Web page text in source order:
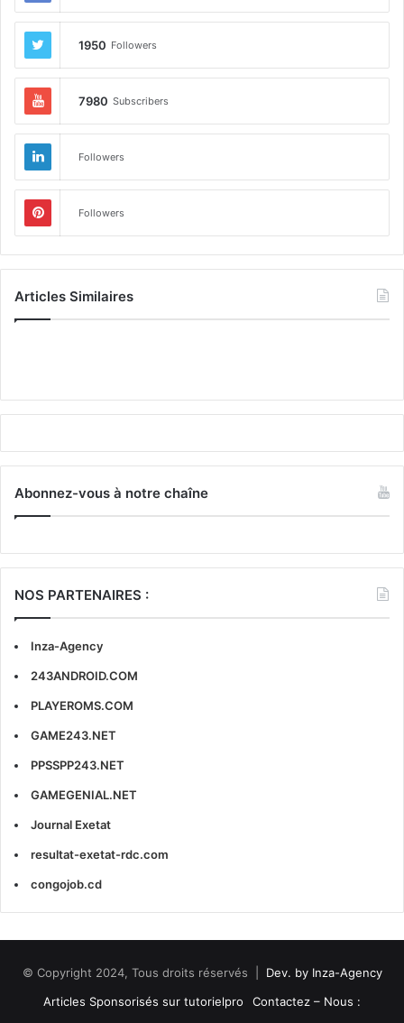
1950 Followers
7980 Subscribers
Followers
Followers
Articles Similaires
Abonnez-vous à notre chaîne
NOS PARTENAIRES :
Inza-Agency
243ANDROID.COM
PLAYEROMS.COM
GAME243.NET
PPSSPP243.NET
GAMEGENIAL.NET
Journal Exetat
resultat-exetat-rdc.com
congojob.cd
© Copyright 2024, Tous droits réservés | Dev. by Inza-Agency
Articles Sponsorisés sur tutorielpro
Contactez – Nous :